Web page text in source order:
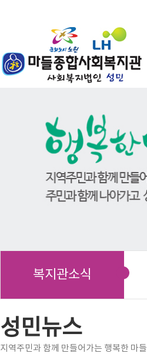
복지관소식
성민뉴스
지역주민과 함께 만들어가는 행복한 마들